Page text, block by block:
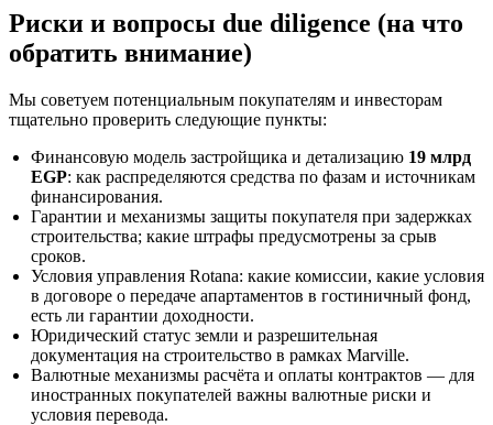
Риски и вопросы due diligence (на что
обратить внимание)
Мы советуем потенциальным покупателям и инвесторам
тщательно проверить следующие пункты:
Финансовую модель застройщика и детализацию 19 млрд
EGP: как распределяются средства по фазам и источникам
финансирования.
Гарантии и механизмы защиты покупателя при задержках
строительства; какие штрафы предусмотрены за срыв
сроков.
Условия управления Rotana: какие комиссии, какие условия
в договоре о передаче апартаментов в гостиничный фонд,
есть ли гарантии доходности.
Юридический статус земли и разрешительная
документация на строительство в рамках Marville.
Валютные механизмы расчёта и оплаты контрактов — для
иностранных покупателей важны валютные риски и
условия перевода.